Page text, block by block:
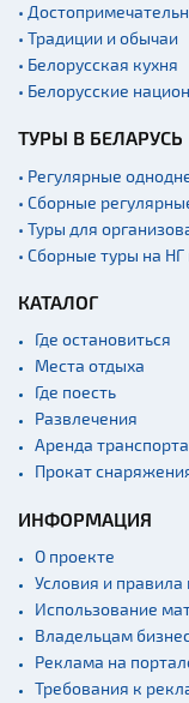
Новости
Спортинг-
Озера и
Садово-
архитектура
Памятники
Памятники
людям
Кладбище
Монастыри
Костелы
Культурные
Национальные
заказники
Концертные
Спортивные
сооружения
Веломаршруты
•
• Традиции и обычаи
• Белорусская кухня
• Белорусские
ТУРЫ В БЕЛАРУСЬ
• Регулярные
• Сборные
• Туры для
• Сборные туры на
КАТАЛОГ
Где остановиться
Места отдыха
Где поесть
Развлечения
Аренда транспорта
Прокат
ИНФОРМАЦИЯ
О проекте
Условия и правила
Использование
Владельцам
Реклама на
Требования к